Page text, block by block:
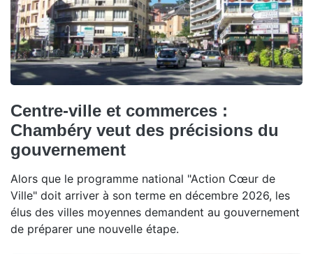
Centre-ville et commerces :
Chambéry veut des précisions du
gouvernement
Alors que le programme national "Action Cœur de
Ville" doit arriver à son terme en décembre 2026, les
élus des villes moyennes demandent au gouvernement
de préparer une nouvelle étape.